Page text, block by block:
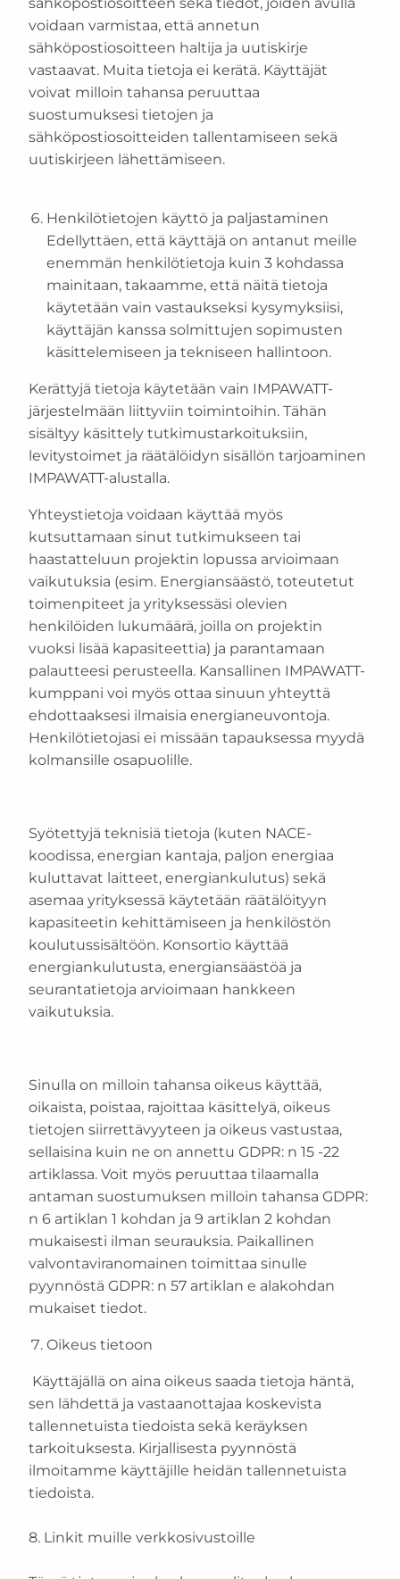
voidaan varmistaa, että annetun
sähköpostiosoitteen haltija ja uutiskirje
vastaavat. Muita tietoja ei kerätä. Käyttäjät
voivat milloin tahansa peruuttaa
suostumuksesi tietojen ja
sähköpostiosoitteiden tallentamiseen sekä
uutiskirjeen lähettämiseen.
Henkilötietojen käyttö ja paljastaminen
Edellyttäen, että käyttäjä on antanut meille
enemmän henkilötietoja kuin 3 kohdassa
mainitaan, takaamme, että näitä tietoja
käytetään vain vastaukseksi kysymyksiisi,
käyttäjän kanssa solmittujen sopimusten
käsittelemiseen ja tekniseen hallintoon.
Kerättyjä tietoja käytetään vain IMPAWATT-
järjestelmään liittyviin toimintoihin. Tähän
sisältyy käsittely tutkimustarkoituksiin,
levitystoimet ja räätälöidyn sisällön tarjoaminen
IMPAWATT-alustalla.
Yhteystietoja voidaan käyttää myös
kutsuttamaan sinut tutkimukseen tai
haastatteluun projektin lopussa arvioimaan
vaikutuksia (esim. Energiansäästö, toteutetut
toimenpiteet ja yrityksessäsi olevien
henkilöiden lukumäärä, joilla on projektin
vuoksi lisää kapasiteettia) ja parantamaan
palautteesi perusteella. Kansallinen IMPAWATT-
kumppani voi myös ottaa sinuun yhteyttä
ehdottaaksesi ilmaisia ​​energianeuvontoja.
Henkilötietojasi ei missään tapauksessa myydä
kolmansille osapuolille.
Syötettyjä teknisiä tietoja (kuten NACE-
koodissa, energian kantaja, paljon energiaa
kuluttavat laitteet, energiankulutus) sekä
asemaa yrityksessä käytetään räätälöityyn
kapasiteetin kehittämiseen ja henkilöstön
koulutussisältöön. Konsortio käyttää
energiankulutusta, energiansäästöä ja
seurantatietoja arvioimaan hankkeen
vaikutuksia.
Sinulla on milloin tahansa oikeus käyttää,
oikaista, poistaa, rajoittaa käsittelyä, oikeus
tietojen siirrettävyyteen ja oikeus vastustaa,
sellaisina kuin ne on annettu GDPR: n 15 -22
artiklassa. Voit myös peruuttaa tilaamalla
antaman suostumuksen milloin tahansa GDPR:
n 6 artiklan 1 kohdan ja 9 artiklan 2 kohdan
mukaisesti ilman seurauksia. Paikallinen
valvontaviranomainen toimittaa sinulle
pyynnöstä GDPR: n 57 artiklan e alakohdan
mukaiset tiedot.
Oikeus tietoon
Käyttäjällä on aina oikeus saada tietoja häntä,
sen lähdettä ja vastaanottajaa koskevista
tallennetuista tiedoista sekä keräyksen
tarkoituksesta. Kirjallisesta pyynnöstä
ilmoitamme käyttäjille heidän tallennetuista
tiedoista.
8. Linkit muille verkkosivustoille